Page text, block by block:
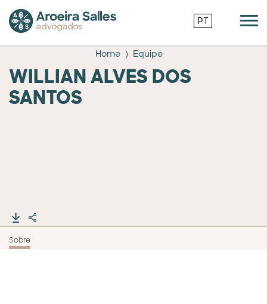
PT
Home Equipe
WILLIAN ALVES DOS
SANTOS
Sobre